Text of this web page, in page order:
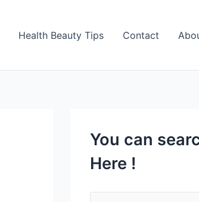
Health Beauty Tips Contact
You can
Here !